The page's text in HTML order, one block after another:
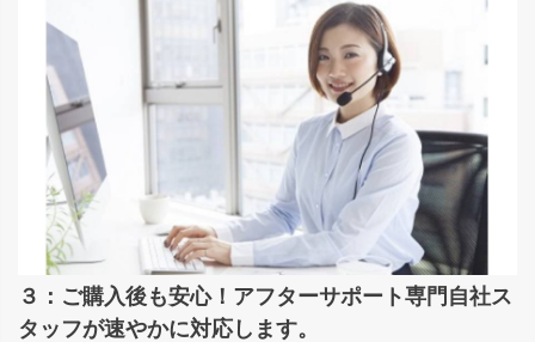
３：ご購入後も安心！アフターサポート専門自社ス
タッフが速やかに対応します。